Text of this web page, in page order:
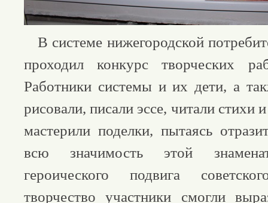
В системе нижегородской
проходил конкурс творческих
Работники системы и их дети, а
рисовали, писали эссе, читали стихи
мастерили поделки, пытаясь
всю значимость этой
героического подвига
творчество участники смогли